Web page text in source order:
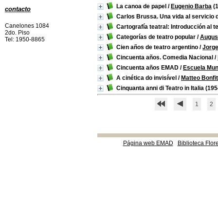
La canoa de papel / Eugenio Barba
Carlos Brussa. Una vida al servicio
Cartografía teatral: Introducción al
Categorías de teatro popular /
Cien años de teatro argentino /
Cincuenta años. Comedia Nacional /
Cincuenta años EMAD / Escuela
A cinética do invisível / Matteo
Cinquanta anni di Teatro in Italia
1 2
Página web EMAD Biblioteca
contacto
Canelones 1084
2do. Piso
Tel: 1950-8865